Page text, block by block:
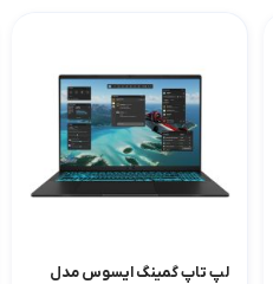
لپ تاپ گمینگ ایسوس مدل